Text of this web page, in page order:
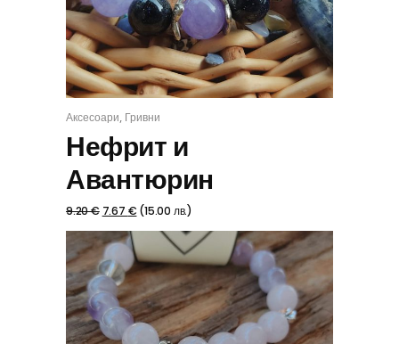
КУПИ
Аксесоари, Гривни
Нефрит и
Авантюрин
9.20€ 7.67 € (15.00 лв.)